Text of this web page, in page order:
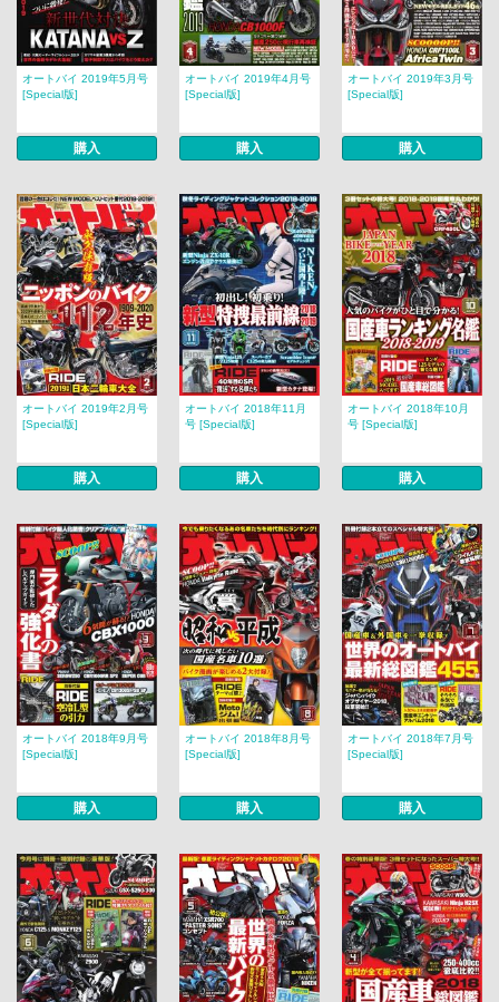
オートバイ 2019年5月号
[Special版]
購入
オートバイ 2019年4月号
[Special版]
購入
オートバイ 2019年3月号
[Special版]
購入
オートバイ 2019年2月号
[Special版]
購入
オートバイ 2018年11月
号 [Special版]
購入
オートバイ 2018年10月
号 [Special版]
購入
オートバイ 2018年9月号
[Special版]
購入
オートバイ 2018年8月号
[Special版]
購入
オートバイ 2018年7月号
[Special版]
購入